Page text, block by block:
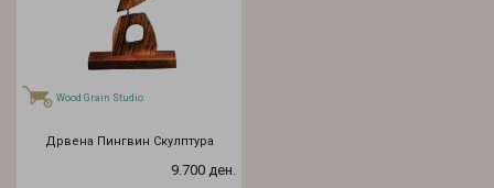
Wood Grain Studio
Дрвена Пингвин Скулптура
9.700 ден.